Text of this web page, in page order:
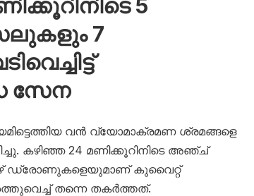
5
7
സേന
വൻ വ്യോമാക്രമണ ശ്രമങ്ങളെ
കഴിഞ്ഞ 24 മണിക്കൂറിനിടെ അഞ്ച്
ഡ്രോണുകളെയുമാണ് കുവൈറ്റ്
തന്നെ തകർത്തത്.